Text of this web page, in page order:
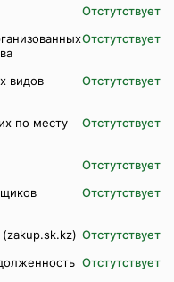
Отстутствует
Отстутствует
видов
Отстутствует
по месту
Отстутствует
Отстутствует
Отстутствует
Отстутствует
Отстутствует